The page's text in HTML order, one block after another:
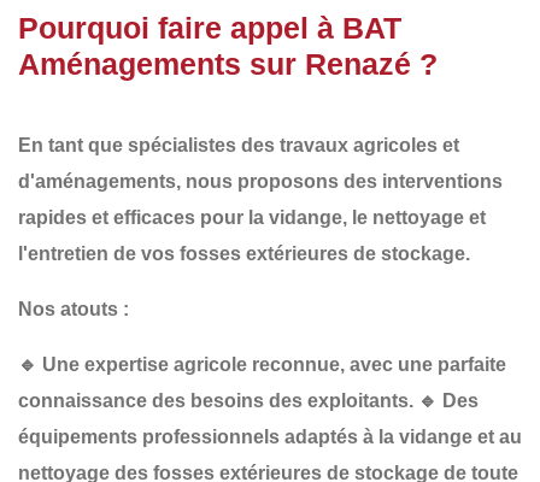
Pourquoi faire appel à BAT
Aménagements sur Renazé ?
En tant que spécialistes des travaux agricoles et
d'aménagements, nous proposons des interventions
rapides et efficaces pour la vidange, le nettoyage et
l'entretien de vos fosses extérieures de stockage.
Nos atouts :
🔹 Une expertise agricole reconnue, avec une parfaite
connaissance des besoins des exploitants. 🔹 Des
équipements professionnels adaptés à la vidange et au
nettoyage des fosses extérieures de stockage de toute